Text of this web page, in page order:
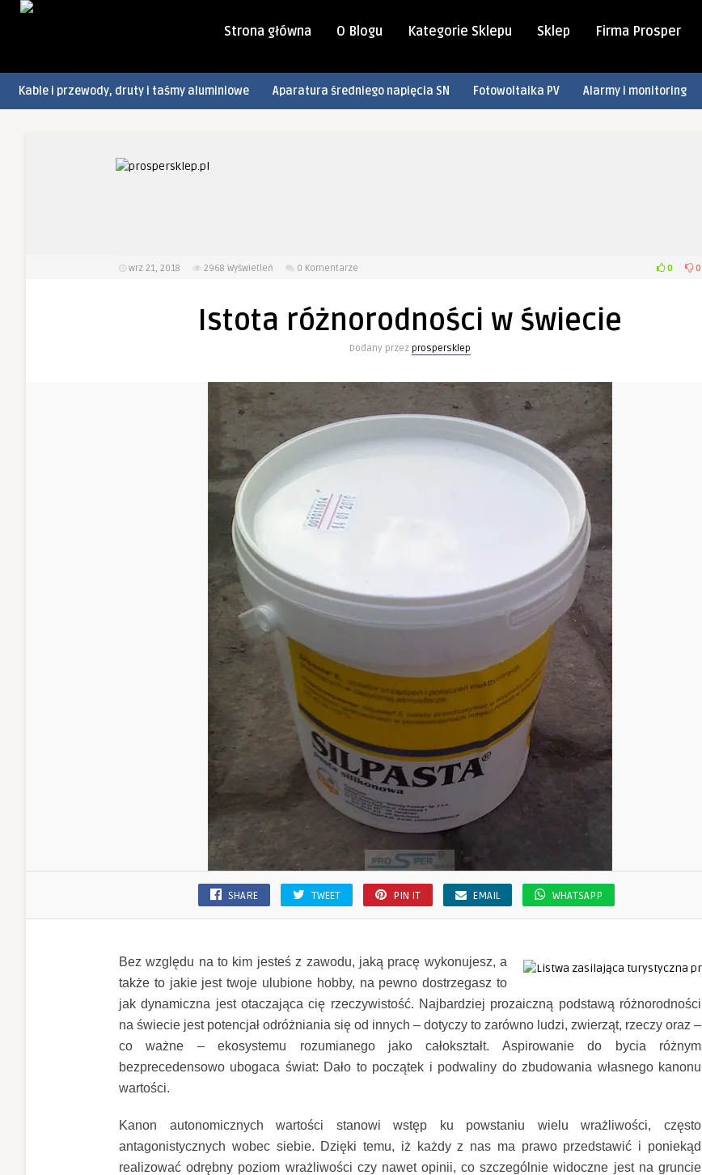
Strona główna O Blogu Kategorie Sklepu Sklep Firma Prosper
Kable i przewody, druty i taśmy aluminiowe Aparatura średniego napięcia SN Fotowoltaika PV Alarmy i monitoring
wrz 21, 2018 2968 Wyświetleń 0 Komentarze 0 0
Istota różnorodności w świecie
Dodany przez prospersklep
SHARE TWEET PIN IT EMAIL WHATSAPP
Bez względu na to kim jesteś z zawodu, jaką pracę wykonujesz, a
także to jakie jest twoje ulubione hobby, na pewno dostrzegasz to
jak dynamiczna jest otaczająca cię rzeczywistość. Najbardziej prozaiczną podstawą różnorodności
na świecie jest potencjał odróżniania się od innych – dotyczy to zarówno ludzi, zwierząt, rzeczy oraz –
co ważne – ekosystemu rozumianego jako całokształt. Aspirowanie do bycia różnym
bezprecedensowo ubogaca świat: Dało to początek i podwaliny do zbudowania własnego kanonu
wartości.
Kanon autonomicznych wartości stanowi wstęp ku powstaniu wielu wrażliwości, często
antagonistycznych wobec siebie. Dzięki temu, iż każdy z nas ma prawo przedstawić i poniekąd
realizować odrębny poziom wrażliwości czy nawet opinii, co szczególnie widoczne jest na gruncie